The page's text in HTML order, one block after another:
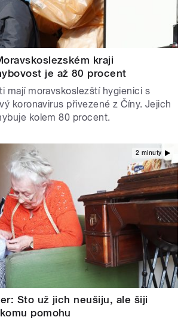
kraji
je až 80 procent
mají moravskoslezští hygienici s
koronavirus přivezené z Číny. Jejich
kolem 80 procent.
2 minuty
Sto už jich neušiju, ale šiji
pomohu